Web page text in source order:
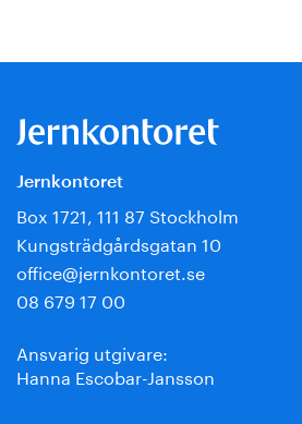
Jernkontoret
Box 1721, 111 87 Stockholm
Kungsträdgårdsgatan 10
office@jernkontoret.se
08 679 17 00
Ansvarig utgivare:
Hanna Escobar-Jansson